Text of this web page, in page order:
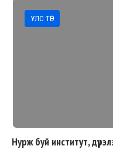
УЛС ТӨР
Нурж буй институт,